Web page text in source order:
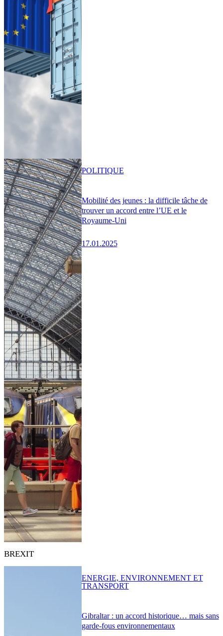
Mobilité des jeunes : la difficile tâche de
trouver un accord entre l’UE et le
Royaume-Uni
17.01.2025
POLITIQUE
BREXIT
Gibraltar : un accord historique… mais sans
garde-fous environnementaux
ENERGIE, ENVIRONNEMENT ET
TRANSPORT